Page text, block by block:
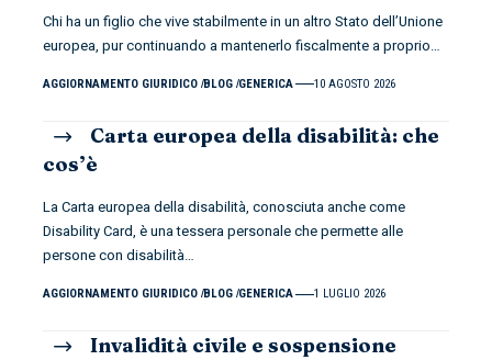
Chi ha un figlio che vive stabilmente in un altro Stato dell’Unione
europea, pur continuando a mantenerlo fiscalmente a proprio…
AGGIORNAMENTO GIURIDICO BLOG GENERICA 10 AGOSTO 2026
Carta europea della disabilità: che
cos’è
La Carta europea della disabilità, conosciuta anche come
Disability Card, è una tessera personale che permette alle
persone con disabilità…
AGGIORNAMENTO GIURIDICO BLOG GENERICA 1 LUGLIO 2026
Invalidità civile e sospensione